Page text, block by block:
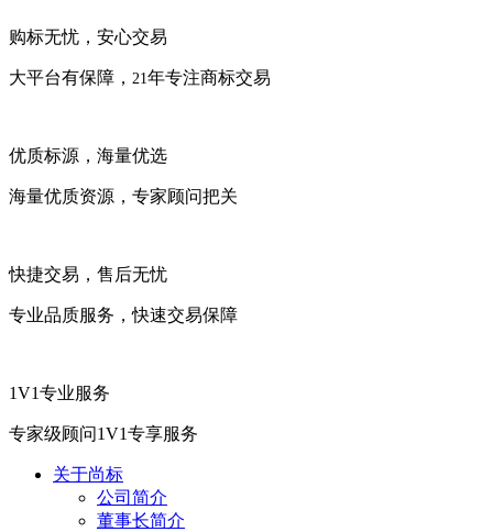
购标无忧，安心交易
大平台有保障， 21年专注商标交易
优质标源，海量优选
海量优质资源，专家顾问把关
快捷交易，售后无忧
专业品质服务，快速交易保障
1V1专业服务
专家级顾问1V1专享服务
关于尚标
公司简介
董事长简介